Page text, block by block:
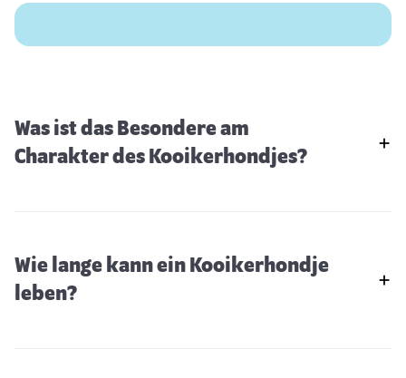
Was ist das Besondere am
Charakter des Kooikerhondjes?
Wie lange kann ein Kooikerhondje
leben?